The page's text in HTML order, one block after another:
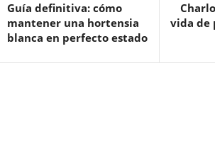
Guía definitiva: cómo
mantener una hortensia
blanca en perfecto estado
vida de